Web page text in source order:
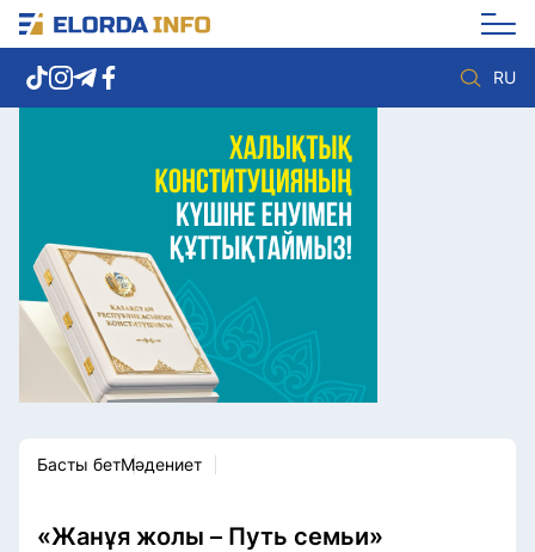
RU
Елорда жаңалықтары
Көзқарас
Саясат
Видео
Әлеумет
Экономика
Спорт
Мәдениет
Басты бетМәдениет
«Жанұя жолы – Путь семьи»